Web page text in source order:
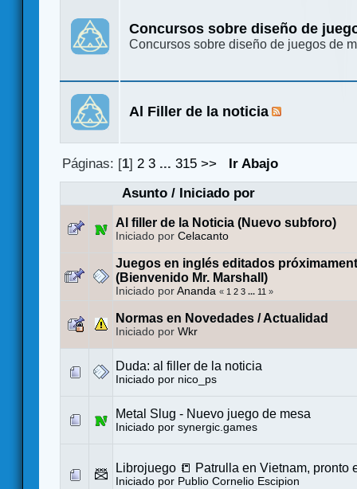
Concursos sobre diseño de
Concursos sobre diseño de juegos de
Al Filler de la noticia
Páginas: [1]2 3 ...315 >>
Ir Abajo
Asunto/ Iniciado por
Al filler de la Noticia (Nuevo subforo)
Iniciado por Celacanto
Juegos en inglés editados
(Bienvenido Mr. Marshall)
Iniciado por Ananda « 1 2 3 ... 11 »
Normas en Novedades / Actualidad
Iniciado por Wkr
Duda: al filler de la noticia
Iniciado por nico_ps
Metal Slug - Nuevo juego de mesa
Iniciado por synergic.games
Librojuego 📒 Patrulla en Vietnam, pronto
Iniciado por Publio Cornelio Escipion